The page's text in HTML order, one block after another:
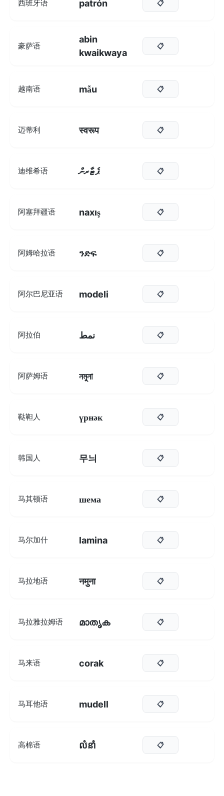
西班牙语 patrón 📋
豪萨语
abin
kwaikwaya
📋
越南语 mẫu 📋
迈蒂利 स्वरूप 📋
迪维希语 ޕެޓާރން 📋
阿塞拜疆语 naxış 📋
阿姆哈拉语 ንድፍ 📋
阿尔巴尼亚语 modeli 📋
阿拉伯 نمط 📋
阿萨姆语 নমুনা 📋
鞑靼人 үрнәк 📋
韩国人 무늬 📋
马其顿语 шема 📋
马尔加什 lamina 📋
马拉地语 नमुना 📋
马拉雅拉姆语 മാതൃക 📋
马来语 corak 📋
马耳他语 mudell 📋
高棉语 លំនាំ 📋